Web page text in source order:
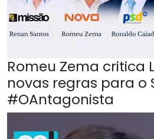
Romeu Zema critica
novas regras para o
#OAntagonista